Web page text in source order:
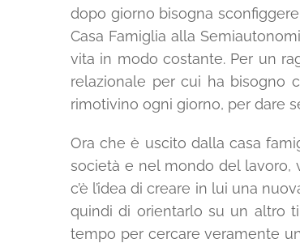
dopo giorno bisogna
Casa Famiglia alla
vita in modo costante. Per un
relazionale per cui ha bisogno
rimotivino ogni giorno, per dare
Ora che è uscito dalla casa
società e nel mondo del lavoro,
c’è l’idea di creare in lui una
quindi di orientarlo su un altro
tempo per cercare veramente